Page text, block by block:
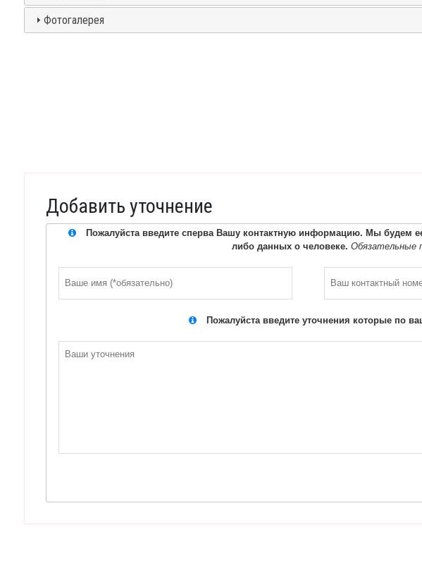
Фотогалерея
Добавить уточнение
Пожалуйста введите сперва Вашу контактную информацию. Мы будем
либо данных о человеке. Обязательные
Пожалуйста введите уточнения которые по